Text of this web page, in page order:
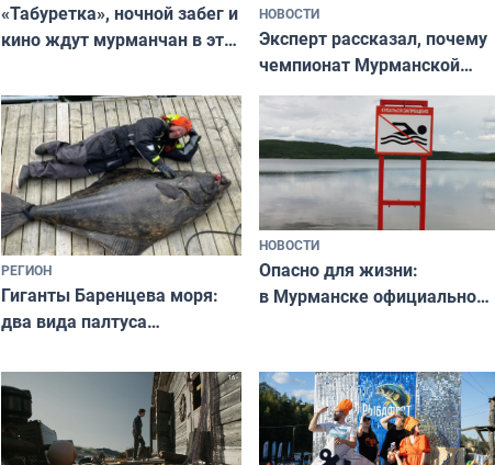
«Табуретка», ночной забег и
кино ждут мурманчан в эти
НОВОСТИ
Эксперт рассказал, почему
чемпионат Мурманской
области по футболу остался
незамеченным
РЕГИОН
Гиганты Баренцева моря:
два вида палтуса
НОВОСТИ
Опасно для жизни:
в Мурманске официально